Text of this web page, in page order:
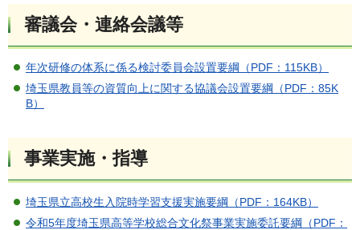
審議会・連絡会議等
年次研修の体系に係る検討委員会設置要綱（PDF：115KB）
埼玉県教員等の資質向上に関する協議会設置要綱（PDF：85K
B）
事業実施・指導
埼玉県立高校生入院時学習支援実施要綱（PDF：164KB）
令和5年度埼玉県高等学校総合文化祭事業実施委託要綱（PDF：